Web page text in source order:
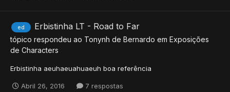
ed Erbistinha LT - Road to Far
tópico respondeu ao Tonynh de Bernardo em Exposições
de Characters
Erbistinha aeuhaeuahuaeuh boa referência
Abril 26, 2016 7 respostas